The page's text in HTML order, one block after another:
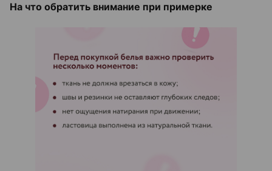
На что обратить внимание при примерке